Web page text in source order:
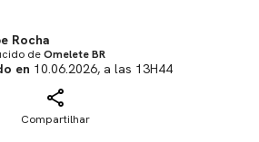
Rocha
deOmelete BR
en 10.06.2026, a las 13H44
Compartilhar